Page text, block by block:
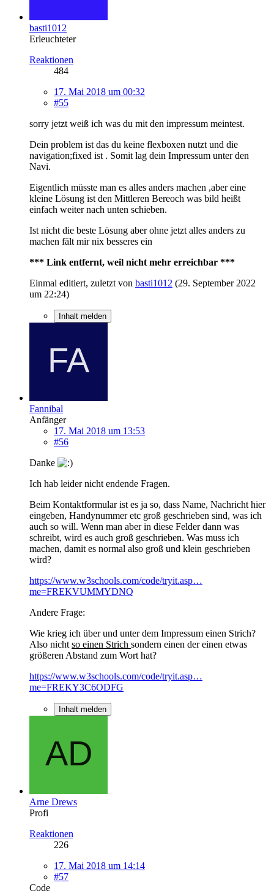
basti1012
Erleuchteter
Reaktionen
484
17. Mai 2018 um 00:32
#55
sorry jetzt weiß ich was du mit den impressum meintest.
Dein problem ist das du keine flexboxen nutzt und die
navigation;fixed ist . Somit lag dein Impressum unter den
Navi.
Eigentlich müsste man es alles anders machen ,aber eine
kleine Lösung ist den Mittleren Bereoch was bild heißt
einfach weiter nach unten schieben.
Ist nicht die beste Lösung aber ohne jetzt alles anders zu
machen fält mir nix besseres ein
*** Link entfernt, weil nicht mehr erreichbar ***
Einmal editiert, zuletzt von basti1012 (29. September 2022
um 22:24)
Inhalt melden
Fannibal
Anfänger
17. Mai 2018 um 13:53
#56
Danke
Ich hab leider nicht endende Fragen.
Beim Kontaktformular ist es ja so, dass Name, Nachricht hier
eingeben, Handynummer etc groß geschrieben sind, was ich
auch so will. Wenn man aber in diese Felder dann was
schreibt, wird es auch groß geschrieben. Was muss ich
machen, damit es normal also groß und klein geschrieben
wird?
https://www.w3schools.com/code/tryit.asp…
me=FREKVUMMYDNQ
Andere Frage:
Wie krieg ich über und unter dem Impressum einen Strich?
Also nicht so einen Strich sondern einen der einen etwas
größeren Abstand zum Wort hat?
https://www.w3schools.com/code/tryit.asp…
me=FREKY3C6ODFG
Inhalt melden
Arne Drews
Profi
Reaktionen
226
17. Mai 2018 um 14:14
#57
Code